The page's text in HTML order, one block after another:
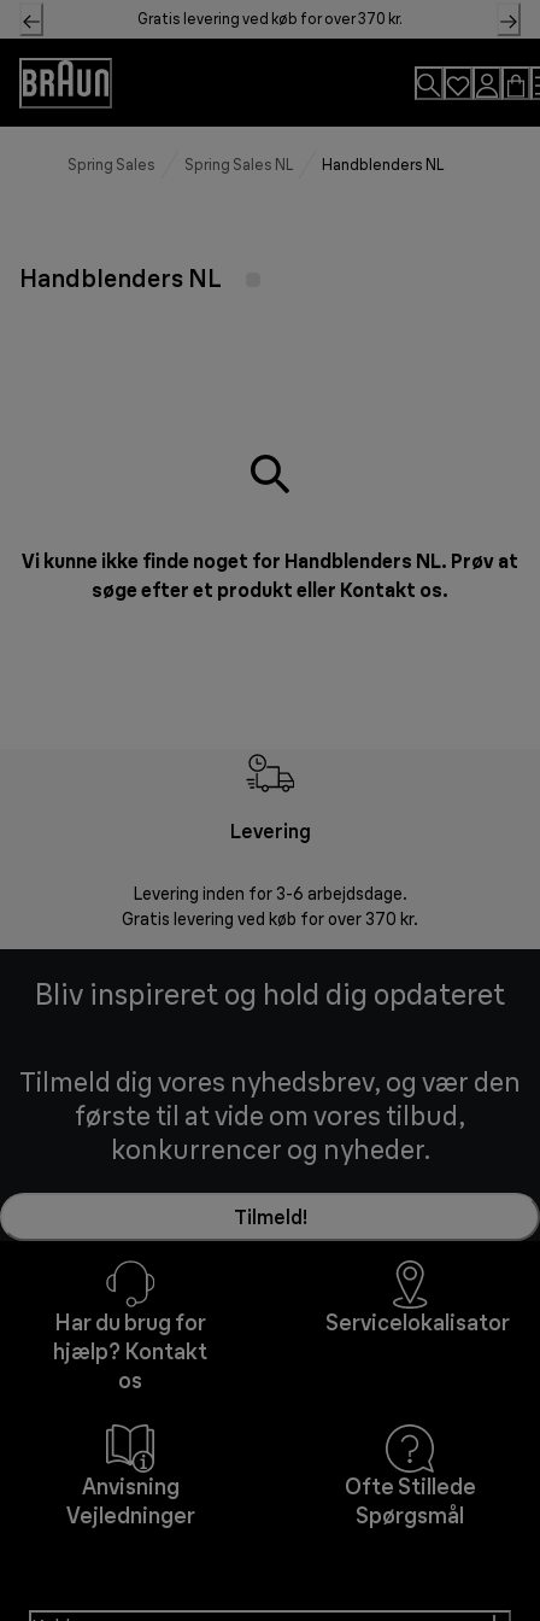
Skip
to
Content
Gratis levering ved køb for over 370 kr.
Accessibility
Statement
Spring Sales Spring Sales NL Handblenders NL
Handblenders NL
Vi kunne ikke finde noget for Handblenders NL. Prøv at
søge efter et produkt eller Kontakt os.
Levering
Levering inden for 3-6 arbejdsdage.
Gratis levering ved køb for over 370 kr.
Bliv inspireret og hold dig opdateret
Tilmeld dig vores nyhedsbrev, og vær den
første til at vide om vores tilbud,
konkurrencer og nyheder.
Tilmeld!
Har du brug for
hjælp? Kontakt
os
Servicelokalisator
Anvisning
Vejledninger
Ofte Stillede
Spørgsmål